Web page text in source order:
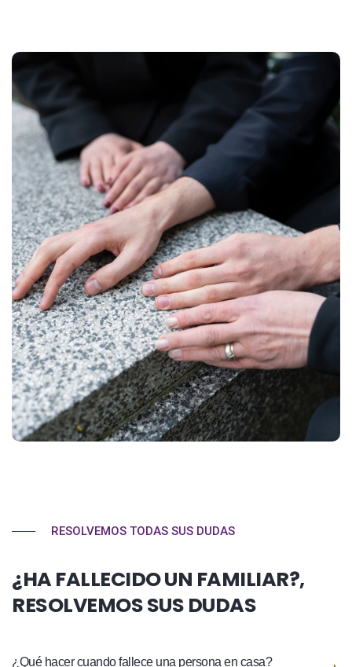
RESOLVEMOS TODAS SUS DUDAS
¿HA FALLECIDO UN FAMILIAR?,
RESOLVEMOS SUS DUDAS
¿Qué hacer cuando fallece una persona en casa?